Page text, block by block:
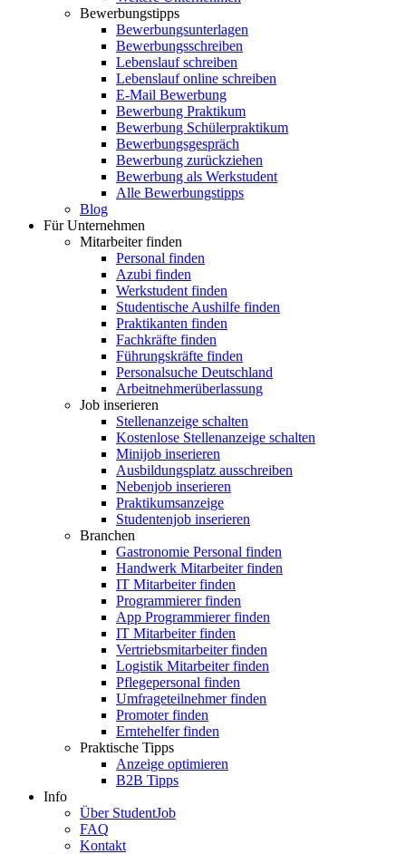
Bewerbungstipps
Bewerbungsunterlagen
Bewerbungsschreiben
Lebenslauf schreiben
Lebenslauf online schreiben
E-Mail Bewerbung
Bewerbung Praktikum
Bewerbung Schülerpraktikum
Bewerbungsgespräch
Bewerbung zurückziehen
Bewerbung als Werkstudent
Alle Bewerbungstipps
Blog
Für Unternehmen
Mitarbeiter finden
Personal finden
Azubi finden
Werkstudent finden
Studentische Aushilfe finden
Praktikanten finden
Fachkräfte finden
Führungskräfte finden
Personalsuche Deutschland
Arbeitnehmerüberlassung
Job inserieren
Stellenanzeige schalten
Kostenlose Stellenanzeige schalten
Minijob inserieren
Ausbildungsplatz ausschreiben
Nebenjob inserieren
Praktikumsanzeige
Studentenjob inserieren
Branchen
Gastronomie Personal finden
Handwerk Mitarbeiter finden
IT Mitarbeiter finden
Programmierer finden
App Programmierer finden
IT Mitarbeiter finden
Vertriebsmitarbeiter finden
Logistik Mitarbeiter finden
Pflegepersonal finden
Umfrageteilnehmer finden
Promoter finden
Erntehelfer finden
Praktische Tipps
Anzeige optimieren
B2B Tipps
Info
Über StudentJob
FAQ
Kontakt